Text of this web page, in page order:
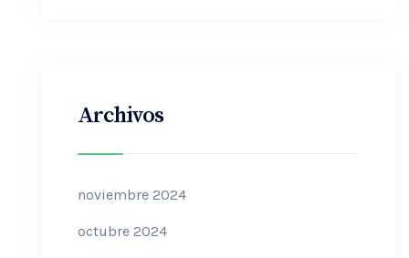
Archivos
noviembre 2024
octubre 2024